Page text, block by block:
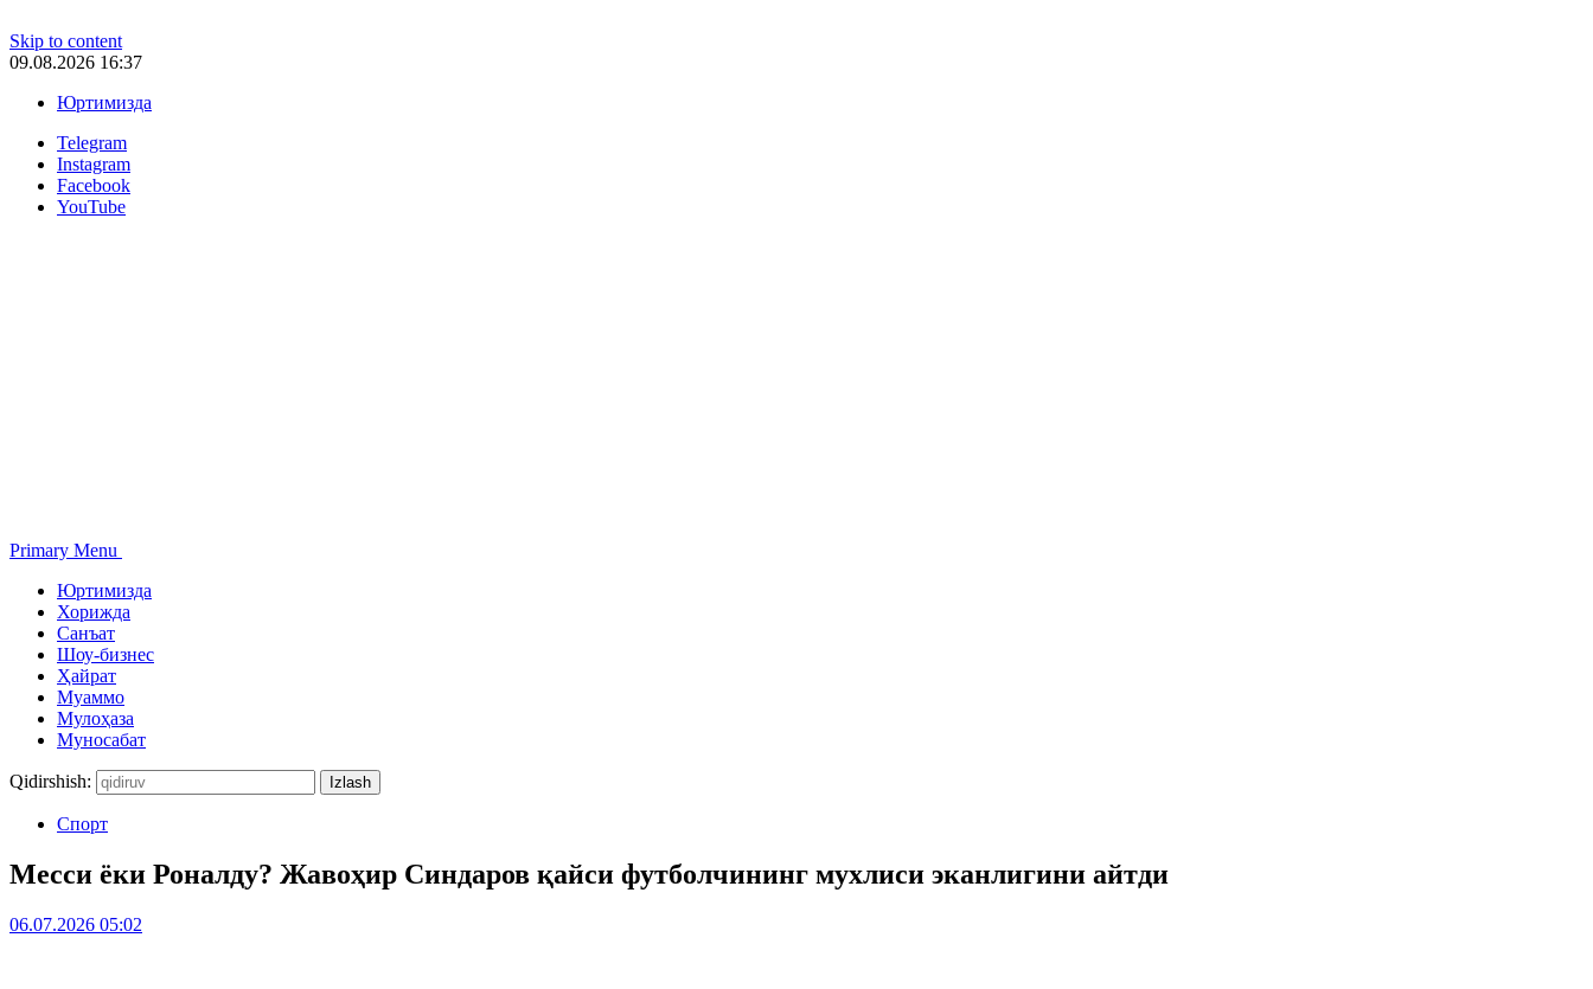
Skip to content
09.08.2026 16:37
Юртимизда
Telegram
Instagram
Facebook
YouTube
Primary Menu
Юртимизда
Хорижда
Санъат
Шоу-бизнес
Ҳайрат
Муаммо
Мулоҳаза
Муносабат
Qidirshish:
Спорт
Месси ёки Роналду? Жавоҳир Синдаров қайси футболчининг мухлиси эканлигини айтди
06.07.2026 05:02